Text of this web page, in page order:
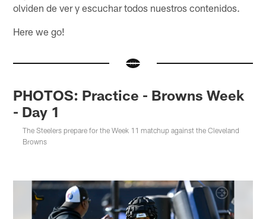
olviden de ver y escuchar todos nuestros contenidos.
Here we go!
PHOTOS: Practice - Browns Week
- Day 1
The Steelers prepare for the Week 11 matchup against the Cleveland
Browns